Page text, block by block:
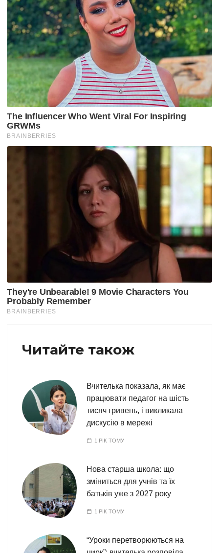
Читайте також
Вчителька показала, як має
працювати педагог на шість
тисяч гривень, і викликала
дискусію в мережі
1 РІК ТОМУ
Нова старша школа: що
зміниться для учнів та їх
батьків уже з 2027 року
1 РІК ТОМУ
“Уроки перетворюються на